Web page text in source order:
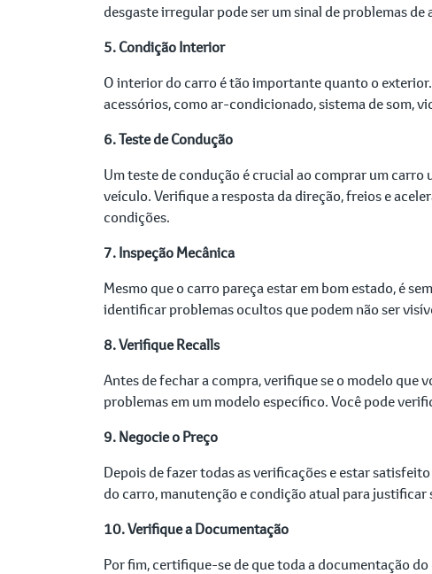
desgaste irregular pode ser um sinal de problemas
5. Condição Interior
O interior do carro é tão importante quanto o
acessórios, como ar-condicionado, sistema de som,
6. Teste de Condução
Um teste de condução é crucial ao comprar um
veículo. Verifique a resposta da direção, freios e
condições.
7. Inspeção Mecânica
Mesmo que o carro pareça estar em bom estado, é
identificar problemas ocultos que podem não ser
8. Verifique Recalls
Antes de fechar a compra, verifique se o modelo
problemas em um modelo específico. Você pode
9. Negocie o Preço
Depois de fazer todas as verificações e estar
do carro, manutenção e condição atual para
10. Verifique a Documentação
Por fim, certifique-se de que toda a documentação